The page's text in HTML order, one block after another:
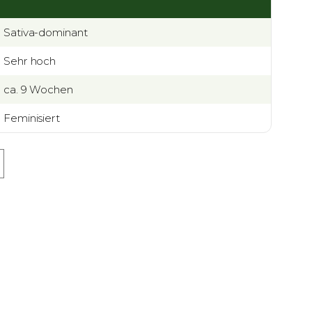
Sativa-dominant
Sehr hoch
ca. 9 Wochen
Feminisiert